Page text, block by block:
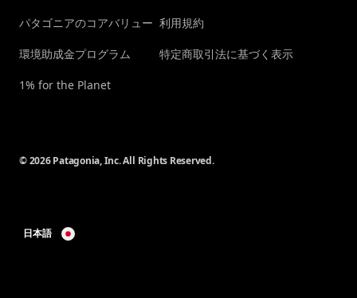
パタゴニアのコアバリュー
環境助成金プログラム
1% for the Planet
利用規約
特定商取引法に基づく表示
© 2026 Patagonia, Inc. All Rights Reserved.
日本語